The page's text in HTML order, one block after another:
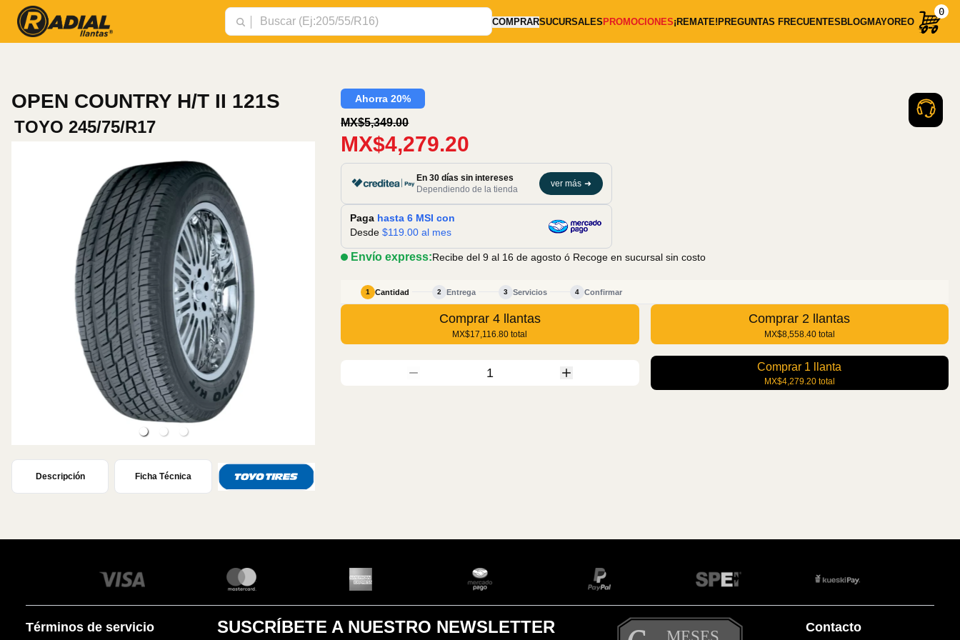
COMPRARSUCURSALESPROMOCIONES¡REMATE!PREGUNTAS FRECUENTESBLOGMAYOREO
0
OPEN COUNTRY H/T II 121S
TOYO 245/75/R17
Descripción Ficha Técnica
Ahorra 20%
MX$5,349.00
MX$4,279.20
En 30 días sin intereses
Dependiendo de la tienda
ver más ➜
Paga hasta 6 MSI con
Desde $119.00 al mes
Envío express:Recibe del 9 al 16 de agosto ó Recoge en sucursal sin costo
1 Cantidad 2 Entrega 3 Servicios 4 Confirmar
Comprar 4 llantas
MX$17,116.80 total
Comprar 2 llantas
MX$8,558.40 total
1 Comprar 1 llanta
MX$4,279.20 total
Términos de servicio SUSCRÍBETE A NUESTRO NEWSLETTER Contacto